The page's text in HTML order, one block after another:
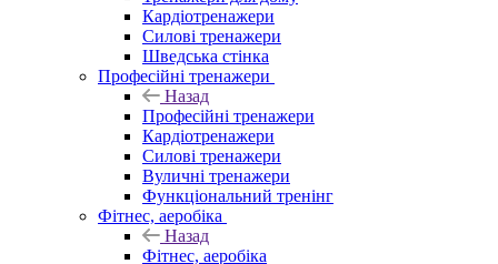
Кардіотренажери
Силові тренажери
Шведська стінка
Професійні тренажери
Назад
Професійні тренажери
Кардіотренажери
Силові тренажери
Вуличні тренажери
Функціональний тренінг
Фітнес, аеробіка
Назад
Фітнес, аеробіка